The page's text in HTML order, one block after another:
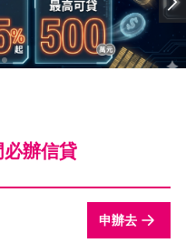
辦信貸
申辦去